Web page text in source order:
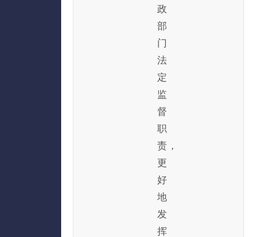
政
部
门
法
定
监
督
职
责，
更
好
地
发
挥